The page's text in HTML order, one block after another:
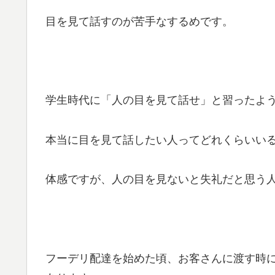
目を見て話すのが苦手なするめです。
学生時代に「人の目を見て話せ」と習ったよ
本当に目を見て話したい人ってどれくらいい
体感ですが、人の目を見ないと失礼だと思う
フーデリ配達を始めた頃、お客さんに渡す時